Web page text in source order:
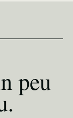
peu